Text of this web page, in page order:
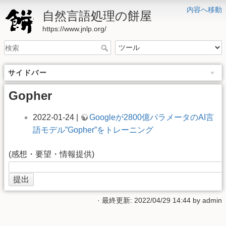
内容へ移動
自然言語処理の餅屋
https://www.jnlp.org/
サイドバー
Gopher
2022-01-24 |
Googleが2800億パラメータのAI言
語モデル”Gopher”をトレーニング
(感想・要望・情報提供)
· 最終更新: 2022/04/29 14:44 by admin